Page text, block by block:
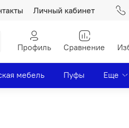
Личный кабинет
Профиль Сравнение
мебель Пуфы Еще